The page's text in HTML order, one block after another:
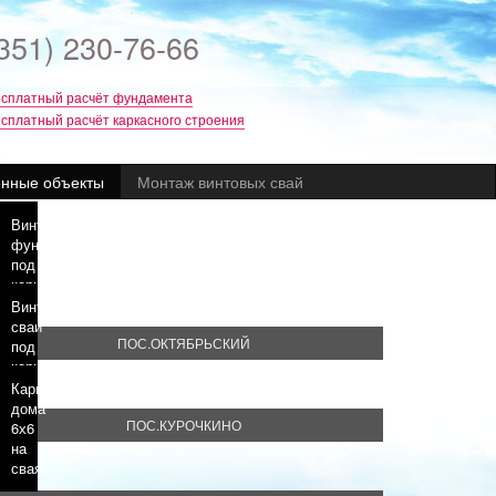
230-76-66
расчёт фундамента
расчёт каркасного строения
объекты Монтаж винтовых свай
Винтовой
фундамент
под
каркасный
дом
ПОС.ОКТЯБРЬСКИЙ
Винтовые
сваи
под
каркасный
дом
ПОС.КУРОЧКИНО
Каркас
дома
6х6
на
сваях